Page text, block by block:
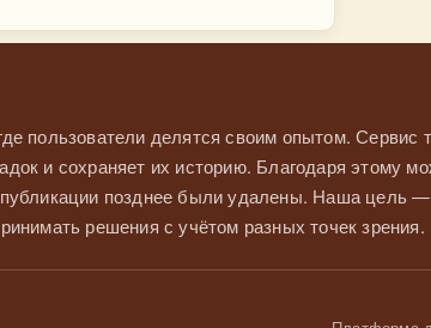
пользователи делятся своим опытом. Сервис
и сохраняет их историю. Благодаря этому
позднее были удалены. Наша цель
решения с учётом разных точек зрения.